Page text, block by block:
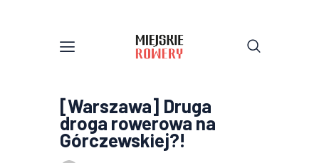
[Warszawa] Druga
droga rowerowa na
Górczewskiej?!